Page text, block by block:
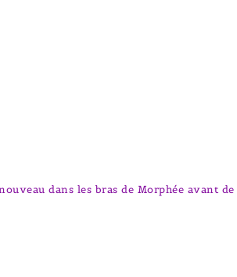
dans les bras de Morphée avant